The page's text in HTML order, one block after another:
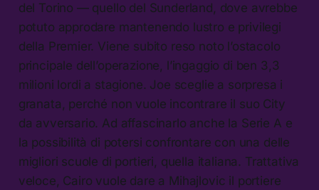
del Torino — quello del Sunderland, dove avrebbe
potuto approdare mantenendo lustro e privilegi
della Premier. Viene subito reso noto l’ostacolo
principale dell’operazione, l’ingaggio di ben 3,3
milioni lordi a stagione. Joe sceglie a sorpresa i
granata, perché non vuole incontrare il suo City
da avversario. Ad affascinarlo anche la Serie A e
la possibilità di potersi confrontare con una delle
migliori scuole di portieri, quella italiana. Trattativa
veloce, Cairo vuole dare a Mihajlovic il portiere